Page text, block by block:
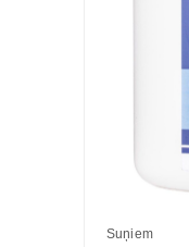
Suņiem